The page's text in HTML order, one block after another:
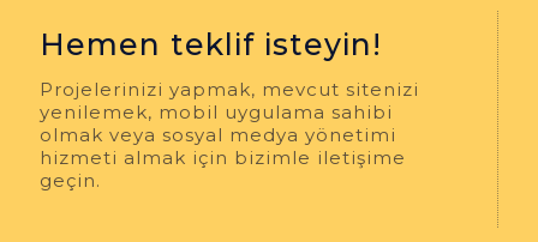
Hemen teklif isteyin!
Projelerinizi yapmak, mevcut sitenizi
yenilemek, mobil uygulama sahibi
olmak veya sosyal medya yönetimi
hizmeti almak için bizimle iletişime
geçin.